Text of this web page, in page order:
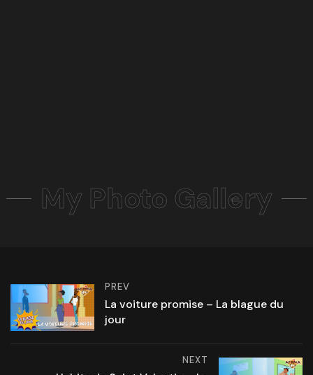
My Photo Gallery
PREV
La voiture promise – La blague du
jour
NEXT